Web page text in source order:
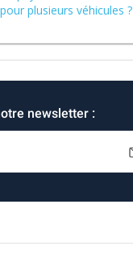
plusieurs véhicules ?
newsletter :